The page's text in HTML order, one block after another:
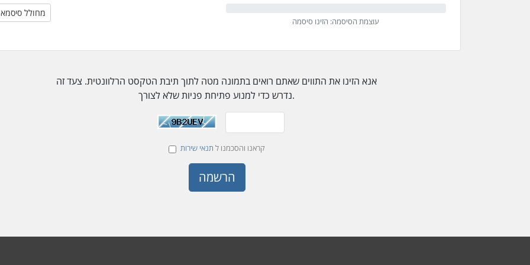
מחולל
עוצמת הסיסמה: הזינו סיסמה
אנא הזינו את התווים שאתם רואים בתמונה מטה לתוך תיבת הטקסט הרלוונטית. צעד זה
נדרש כדי למנוע פתיחת פניות שלא לצורך.
קראנו והסכמנו ל תנאי שירות